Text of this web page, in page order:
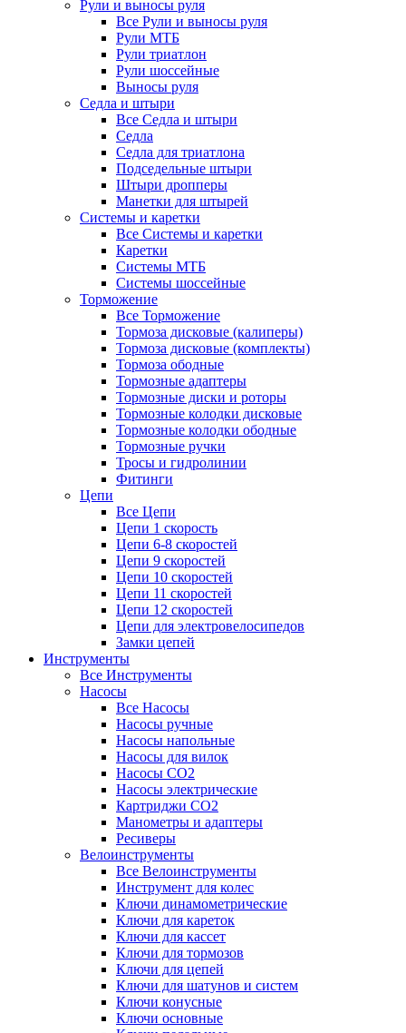
Рули и выносы руля
Все Рули и выносы руля
Рули МТБ
Рули триатлон
Рули шоссейные
Выносы руля
Седла и штыри
Все Седла и штыри
Седла
Седла для триатлона
Подседельные штыри
Штыри дропперы
Манетки для штырей
Системы и каретки
Все Системы и каретки
Каретки
Системы МТБ
Системы шоссейные
Торможение
Все Торможение
Тормоза дисковые (калиперы)
Тормоза дисковые (комплекты)
Тормоза ободные
Тормозные адаптеры
Тормозные диски и роторы
Тормозные колодки дисковые
Тормозные колодки ободные
Тормозные ручки
Тросы и гидролинии
Фитинги
Цепи
Все Цепи
Цепи 1 скорость
Цепи 6-8 скоростей
Цепи 9 скоростей
Цепи 10 скоростей
Цепи 11 скоростей
Цепи 12 скоростей
Цепи для электровелосипедов
Замки цепей
Инструменты
Все Инструменты
Насосы
Все Насосы
Насосы ручные
Насосы напольные
Насосы для вилок
Насосы CO2
Насосы электрические
Картриджи CO2
Манометры и адаптеры
Ресиверы
Велоинструменты
Все Велоинструменты
Инструмент для колес
Ключи динамометрические
Ключи для кареток
Ключи для кассет
Ключи для тормозов
Ключи для цепей
Ключи для шатунов и систем
Ключи конусные
Ключи основные